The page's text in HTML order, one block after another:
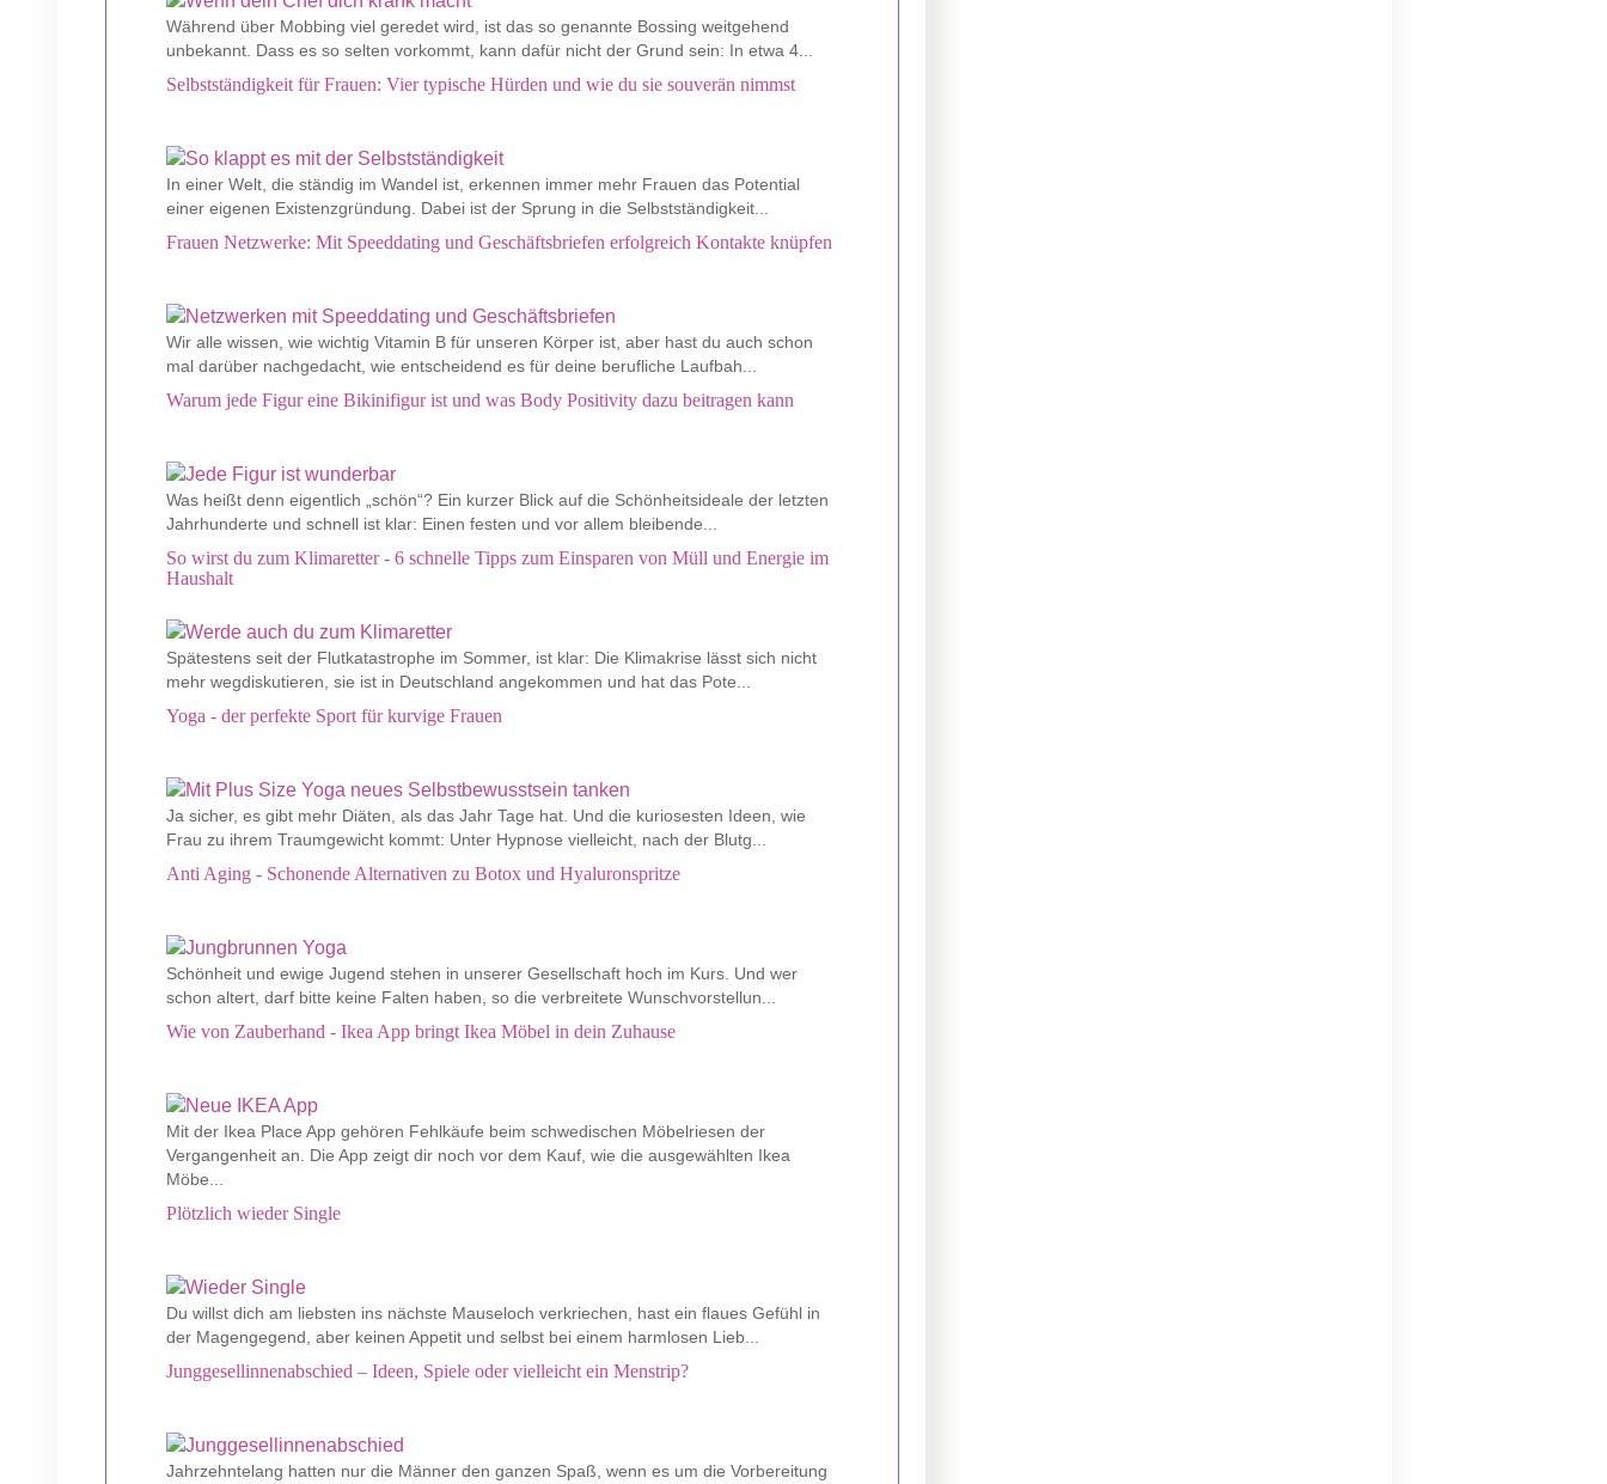
Während über Mobbing viel geredet wird, ist das so genannte Bossing weitgehend
unbekannt. Dass es so selten vorkommt, kann dafür nicht der Grund sein: In etwa 4...
Selbstständigkeit für Frauen: Vier typische Hürden und wie du sie souverän nimmst
In einer Welt, die ständig im Wandel ist, erkennen immer mehr Frauen das Potential
einer eigenen Existenzgründung. Dabei ist der Sprung in die Selbstständigkeit...
Frauen Netzwerke: Mit Speeddating und Geschäftsbriefen erfolgreich Kontakte knüpfen
Wir alle wissen, wie wichtig Vitamin B für unseren Körper ist, aber hast du auch schon
mal darüber nachgedacht, wie entscheidend es für deine berufliche Laufbah...
Warum jede Figur eine Bikinifigur ist und was Body Positivity dazu beitragen kann
Was heißt denn eigentlich „schön“? Ein kurzer Blick auf die Schönheitsideale der letzten
Jahrhunderte und schnell ist klar: Einen festen und vor allem bleibende...
So wirst du zum Klimaretter - 6 schnelle Tipps zum Einsparen von Müll und Energie im
Haushalt
Spätestens seit der Flutkatastrophe im Sommer, ist klar: Die Klimakrise lässt sich nicht
mehr wegdiskutieren, sie ist in Deutschland angekommen und hat das Pote...
Yoga - der perfekte Sport für kurvige Frauen
Ja sicher, es gibt mehr Diäten, als das Jahr Tage hat. Und die kuriosesten Ideen, wie
Frau zu ihrem Traumgewicht kommt: Unter Hypnose vielleicht, nach der Blutg...
Anti Aging - Schonende Alternativen zu Botox und Hyaluronspritze
Schönheit und ewige Jugend stehen in unserer Gesellschaft hoch im Kurs. Und wer
schon altert, darf bitte keine Falten haben, so die verbreitete Wunschvorstellun...
Wie von Zauberhand - Ikea App bringt Ikea Möbel in dein Zuhause
Mit der Ikea Place App gehören Fehlkäufe beim schwedischen Möbelriesen der
Vergangenheit an. Die App zeigt dir noch vor dem Kauf, wie die ausgewählten Ikea
Möbe...
Plötzlich wieder Single
Du willst dich am liebsten ins nächste Mauseloch verkriechen, hast ein flaues Gefühl in
der Magengegend, aber keinen Appetit und selbst bei einem harmlosen Lieb...
Junggesellinnenabschied – Ideen, Spiele oder vielleicht ein Menstrip?
Jahrzehntelang hatten nur die Männer den ganzen Spaß, wenn es um die Vorbereitung